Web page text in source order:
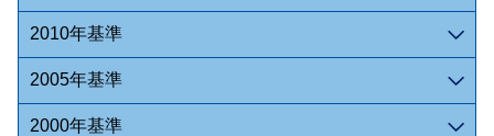
2010年基準
2005年基準
2000年基準